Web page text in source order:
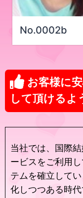
No.0002b
お客様に
して頂けるよ
当社では、国際
ービスをご利用
テムを確立して
化しつつある時